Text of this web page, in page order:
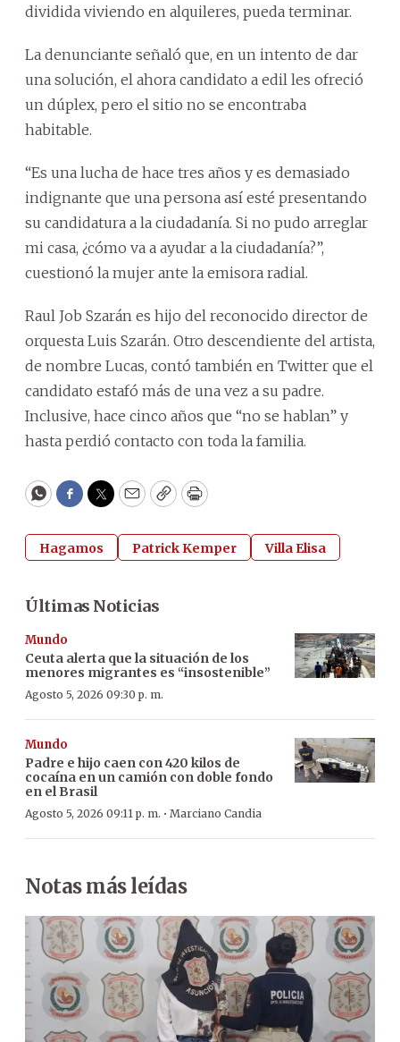
dividida viviendo en alquileres, pueda terminar.
La denunciante señaló que, en un intento de dar
una solución, el ahora candidato a edil les ofreció
un dúplex, pero el sitio no se encontraba
habitable.
“Es una lucha de hace tres años y es demasiado
indignante que una persona así esté presentando
su candidatura a la ciudadanía. Si no pudo arreglar
mi casa, ¿cómo va a ayudar a la ciudadanía?”,
cuestionó la mujer ante la emisora radial.
Raul Job Szarán es hijo del reconocido director de
orquesta Luis Szarán. Otro descendiente del artista,
de nombre Lucas, contó también en Twitter que el
candidato estafó más de una vez a su padre.
Inclusive, hace cinco años que “no se hablan” y
hasta perdió contacto con toda la familia.
WhatsApp
Facebook
Twitter
EmailCopyPrint
Hagamos Patrick Kemper Villa Elisa
Últimas Noticias
Mundo
Ceuta alerta que la situación de los
menores migrantes es “insostenible”
Agosto 5, 2026 09:30 p. m.
Mundo
Padre e hijo caen con 420 kilos de
cocaína en un camión con doble fondo
en el Brasil
Agosto 5, 2026 09:11 p. m. · Marciano Candia
Notas más leídas